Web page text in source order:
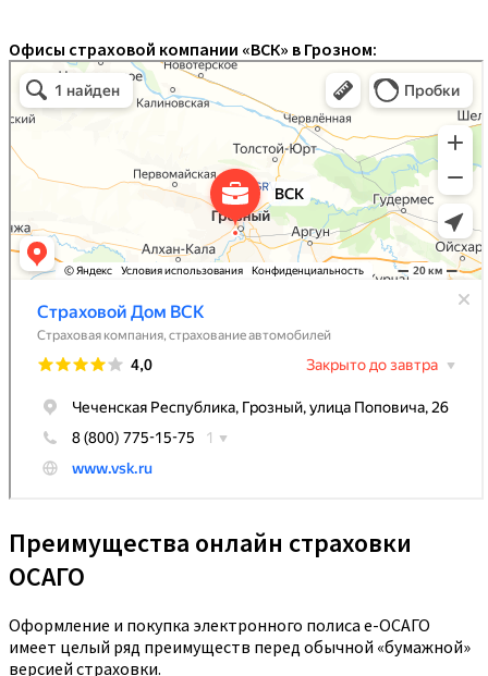
Офисы страховой компании «ВСК» в Грозном:
Преимущества онлайн страховки
ОСАГО
Оформление и покупка электронного полиса е-ОСАГО
имеет целый ряд преимуществ перед обычной «бумажной»
версией страховки.